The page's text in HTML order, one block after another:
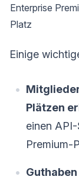
Enterprise
Platz
Einige
Plätzen
einen
Premium-